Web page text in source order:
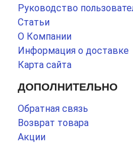
Руководство
Статьи
О Компании
Информация о доставке
Карта сайта
ДОПОЛНИТЕЛЬНО
Обратная связь
Возврат товара
Акции